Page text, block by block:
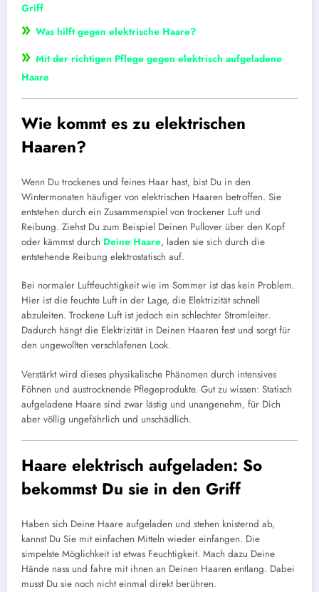
Griff
» Was hilft gegen elektrische Haare?
» Mit der richtigen Pflege gegen elektrisch aufgeladene
Haare
Wie kommt es zu elektrischen
Haaren?
Wenn Du trockenes und feines Haar hast, bist Du in den
Wintermonaten häufiger von elektrischen Haaren betroffen. Sie
entstehen durch ein Zusammenspiel von trockener Luft und
Reibung. Ziehst Du zum Beispiel Deinen Pullover über den Kopf
oder kämmst durch Deine Haare, laden sie sich durch die
entstehende Reibung elektrostatisch auf.
Bei normaler Luftfeuchtigkeit wie im Sommer ist das kein Problem.
Hier ist die feuchte Luft in der Lage, die Elektrizität schnell
abzuleiten. Trockene Luft ist jedoch ein schlechter Stromleiter.
Dadurch hängt die Elektrizität in Deinen Haaren fest und sorgt für
den ungewollten verschlafenen Look.
Verstärkt wird dieses physikalische Phänomen durch intensives
Föhnen und austrocknende Pflegeprodukte. Gut zu wissen: Statisch
aufgeladene Haare sind zwar lästig und unangenehm, für Dich
aber völlig ungefährlich und unschädlich.
Haare elektrisch aufgeladen: So
bekommst Du sie in den Griff
Haben sich Deine Haare aufgeladen und stehen knisternd ab,
kannst Du Sie mit einfachen Mitteln wieder einfangen. Die
simpelste Möglichkeit ist etwas Feuchtigkeit. Mach dazu Deine
Hände nass und fahre mit ihnen an Deinen Haaren entlang. Dabei
musst Du sie noch nicht einmal direkt berühren.